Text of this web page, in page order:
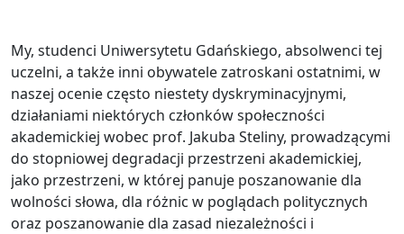
My, studenci Uniwersytetu Gdańskiego, absolwenci tej
uczelni, a także inni obywatele zatroskani ostatnimi, w
naszej ocenie często niestety dyskryminacyjnymi,
działaniami niektórych członków społeczności
akademickiej wobec prof. Jakuba Steliny, prowadzącymi
do stopniowej degradacji przestrzeni akademickiej,
jako przestrzeni, w której panuje poszanowanie dla
wolności słowa, dla różnic w poglądach politycznych
oraz poszanowanie dla zasad niezależności i